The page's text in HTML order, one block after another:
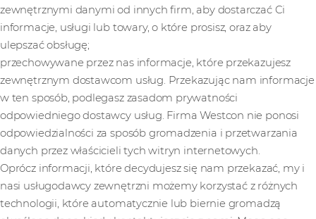
zewnętrznymi danymi od innych firm, aby dostarczać Ci
informacje, usługi lub towary, o które prosisz, oraz aby
ulepszać obsługę;
przechowywane przez nas informacje, które przekazujesz
zewnętrznym dostawcom usług. Przekazując nam informacje
w ten sposób, podlegasz zasadom prywatności
odpowiedniego dostawcy usług. Firma Westcon nie ponosi
odpowiedzialności za sposób gromadzenia i przetwarzania
danych przez właścicieli tych witryn internetowych.
Oprócz informacji, które decydujesz się nam przekazać, my i
nasi usługodawcy zewnętrzni możemy korzystać z różnych
technologii, które automatycznie lub biernie gromadzą